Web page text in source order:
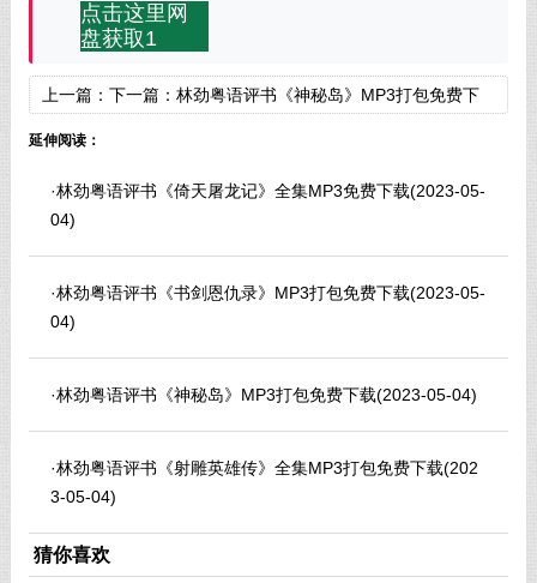
点击这里网
盘获取1
上一篇： 下一篇： 林劲粤语评书《神秘岛》MP3打包免费下
载
延伸阅读：
·林劲粤语评书《倚天屠龙记》全集MP3免费下载(2023-05-
04)
·林劲粤语评书《书剑恩仇录》MP3打包免费下载(2023-05-
04)
·林劲粤语评书《神秘岛》MP3打包免费下载(2023-05-04)
·林劲粤语评书《射雕英雄传》全集MP3打包免费下载(202
3-05-04)
猜你喜欢